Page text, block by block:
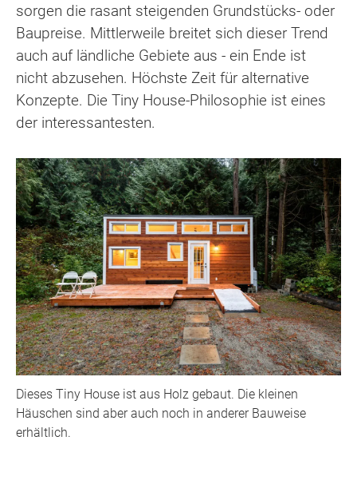
Dieses Tiny House ist aus Holz gebaut. Die kleinen
Häuschen sind aber auch noch in anderer Bauweise
erhältlich.
sorgen die rasant steigenden Grundstücks- oder
Baupreise. Mittlerweile breitet sich dieser Trend
auch auf ländliche Gebiete aus - ein Ende ist
nicht abzusehen. Höchste Zeit für alternative
Konzepte. Die Tiny House-Philosophie ist eines
der interessantesten.